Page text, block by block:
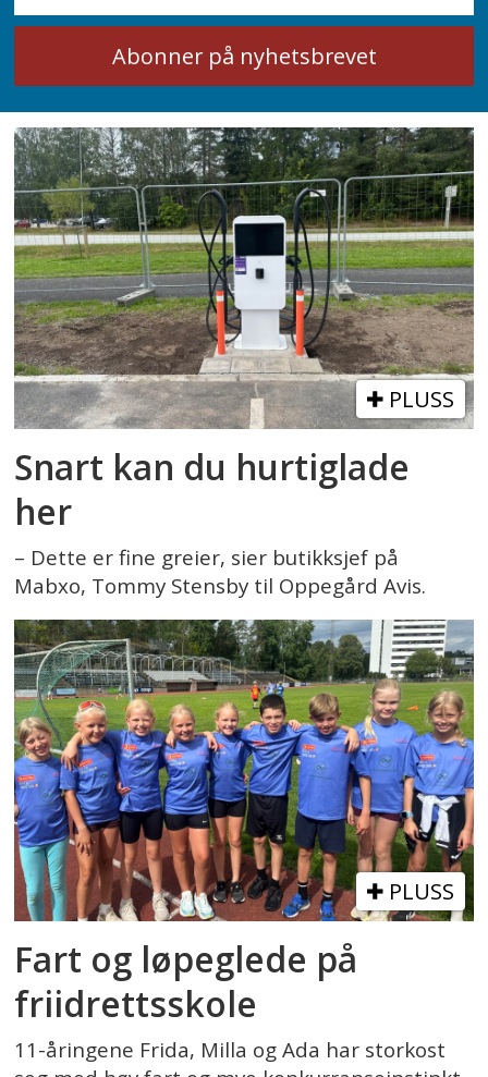
PLUSS
Snart kan du hurtiglade
her
– Dette er fine greier, sier butikksjef på
Mabxo, Tommy Stensby til Oppegård Avis.
PLUSS
Fart og løpeglede på
friidrettsskole
11-åringene Frida, Milla og Ada har storkost